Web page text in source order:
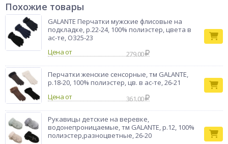
отстирываются, сохраняя форму и цвет. Доступно 4 дизайна.
Размер 16.
Тип товара
Перчатки
Бренд
GALANTE
Похожие товары
GALANTE Перчатки мужские флисовые на
подкладке, р.22-24, 100% полиэстер, цвета в
ас-те, ОЗ25-23
Цена от
279.00
Перчатки женские сенсорные, тм GALANTE,
р.18-20, 100% полиэстер, цв. в ас-те, 26-21
Цена от
361.00
Рукавицы детские на веревке,
водонепроницаемые, тм GALANTE, р.12, 100%
полиэстер,разноцветные, 26-20